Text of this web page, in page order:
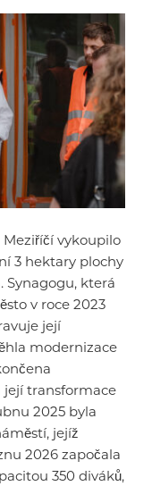
vykoupilo
3 hektary plochy
Synagogu, která
v roce 2023
její
modernizace
její transformace
2025 byla
jejíž
2026 započala
350 diváků,